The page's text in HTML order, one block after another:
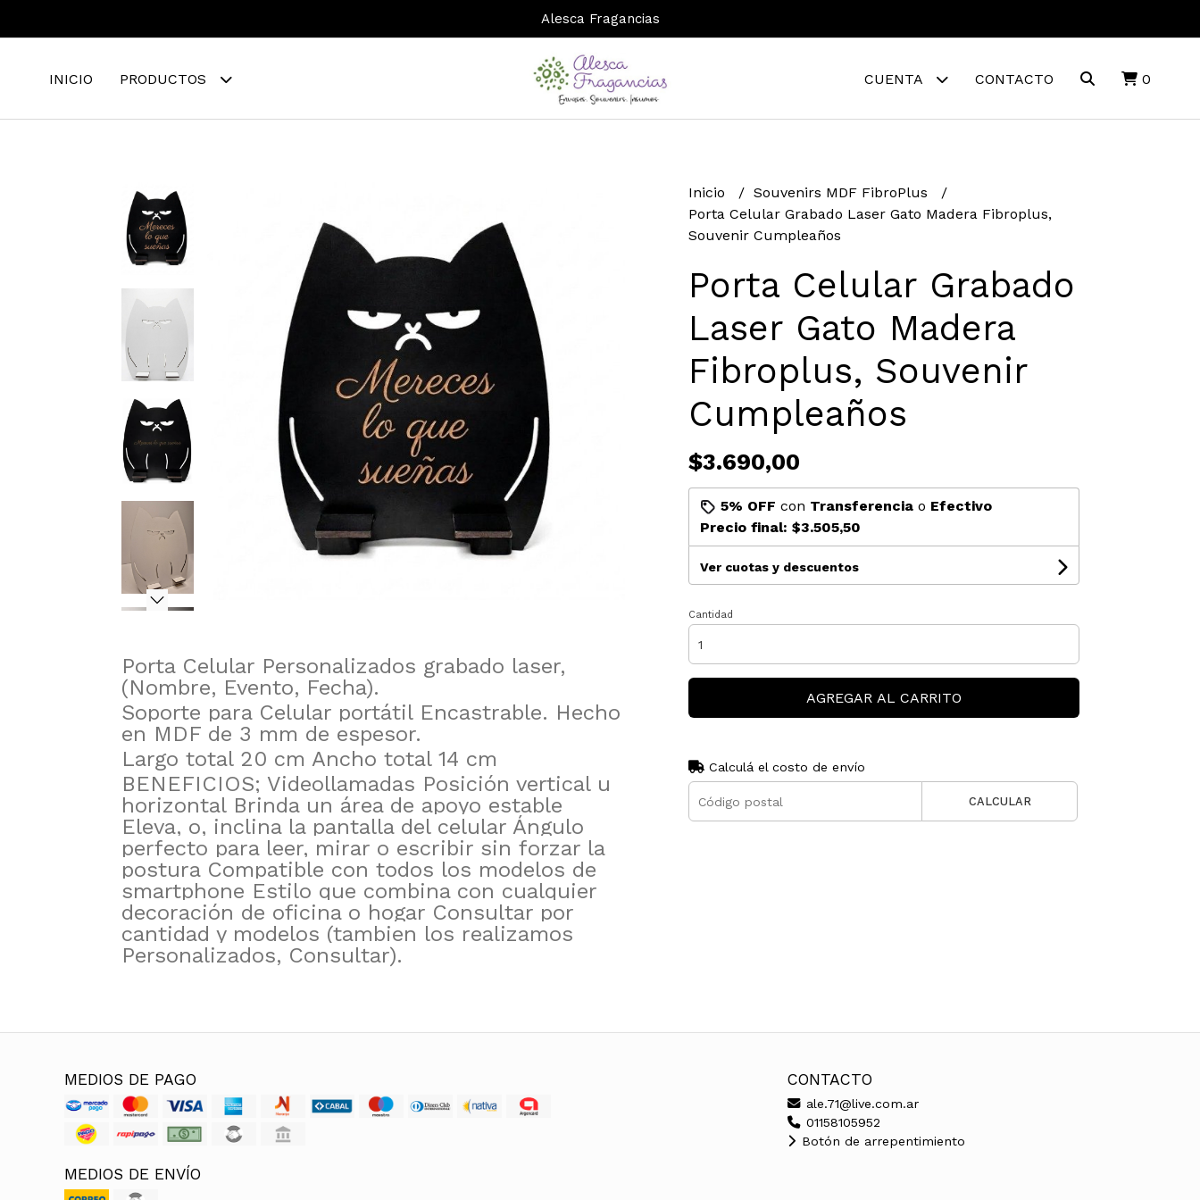
Alesca Fragancias
INICIO PRODUCTOS CUENTA CONTACTO 0
Porta Celular Personalizados grabado laser,
(Nombre, Evento, Fecha).
Soporte para Celular portátil Encastrable. Hecho
en MDF de 3 mm de espesor.
Largo total 20 cm Ancho total 14 cm
BENEFICIOS; Videollamadas Posición vertical u
horizontal Brinda un área de apoyo estable
Eleva, o, inclina la pantalla del celular Ángulo
perfecto para leer, mirar o escribir sin forzar la
postura Compatible con todos los modelos de
smartphone Estilo que combina con cualquier
decoración de oficina o hogar Consultar por
cantidad y modelos (tambien los realizamos
Personalizados, Consultar).
Inicio
Souvenirs MDF FibroPlus
Porta Celular Grabado Laser Gato Madera Fibroplus,
Souvenir Cumpleaños
Porta Celular Grabado
Laser Gato Madera
Fibroplus, Souvenir
Cumpleaños
$3.690,00
5% OFF con Transferenciao Efectivo
Precio final: $3.505,50
Ver cuotas y descuentos
Cantidad
AGREGAR AL CARRITO
Calculá el costo de envío
CALCULAR
MEDIOS DE PAGO
MEDIOS DE ENVÍO
CONTACTO
ale.71@live.com.ar
01158105952
Botón de arrepentimiento